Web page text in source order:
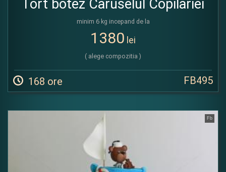
Tort botez Caruselul Copilariei
minim 6 kg incepand de la
1380 lei
( alege compozitia )
168 ore FB495
Fb